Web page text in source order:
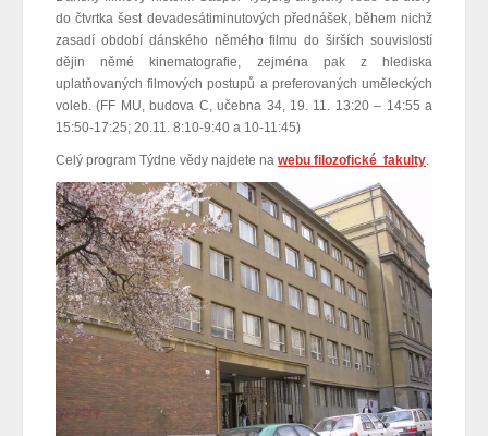
do čtvrtka šest devadesátiminutových přednášek, během nichž
zasadí období dánského němého filmu do širších souvislostí
dějin němé kinematografie, zejména pak z hlediska
uplatňovaných filmových postupů a preferovaných uměleckých
voleb. (FF MU, budova C, učebna 34, 19. 11. 13:20 – 14:55 a
15:50-17:25; 20.11. 8:10-9:40 a 10-11:45)
Celý program Týdne vědy najdete na webu filozofické fakulty